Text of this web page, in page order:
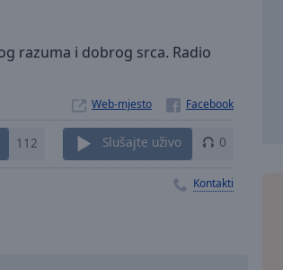
razuma i dobrog srca. Radio
Web-mjesto
112 Slušajte uživo 0
Kontakti